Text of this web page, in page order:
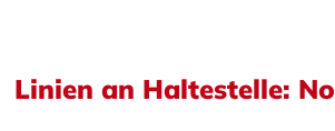
Linien an Haltestelle: